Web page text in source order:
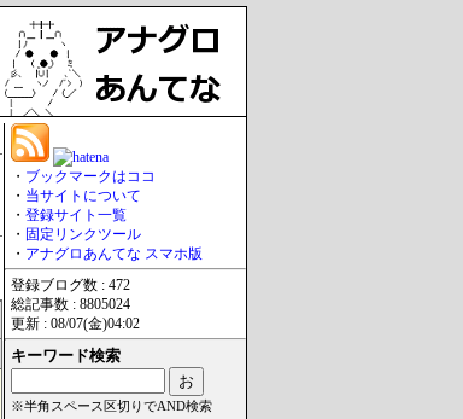
・ ブックマークはココ
・ 当サイトについて
・ 登録サイト一覧
・ 固定リンクツール
・ アナグロあんてな スマホ版
登録ブログ数 : 472
総記事数 : 8805024
更新 : 08/07(金)04:02
キーワード検索
※半角スペース区切りでAND検索